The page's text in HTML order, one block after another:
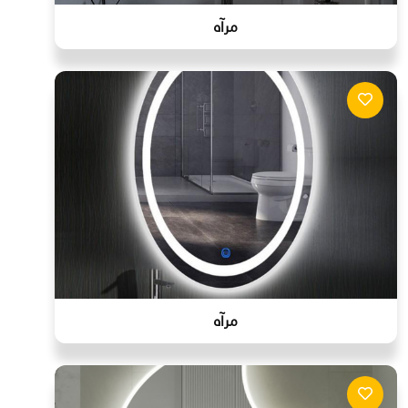
مرآه
مرآه